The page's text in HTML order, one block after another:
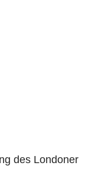
des Londoner